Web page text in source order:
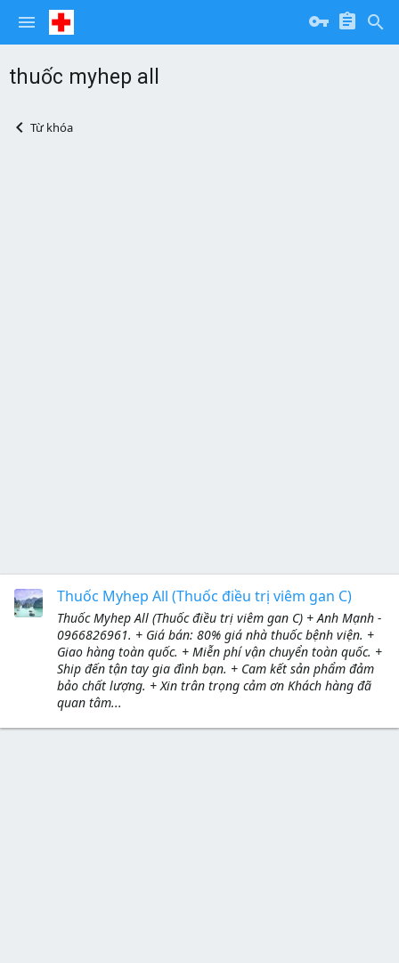
thuốc myhep all
Từ khóa
Thuốc Myhep All (Thuốc điều trị viêm gan C)
Thuốc Myhep All (Thuốc điều trị viêm gan C) + Anh Mạnh -
0966826961. + Giá bán: 80% giá nhà thuốc bệnh viện. +
Giao hàng toàn quốc. + Miễn phí vận chuyển toàn quốc. +
Ship đến tận tay gia đình bạn. + Cam kết sản phẩm đảm
bảo chất lượng. + Xin trân trọng cảm ơn Khách hàng đã
quan tâm...